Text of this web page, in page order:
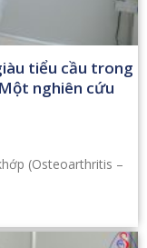
tiểu cầu trong
nghiên cứu
(Osteoarthritis –